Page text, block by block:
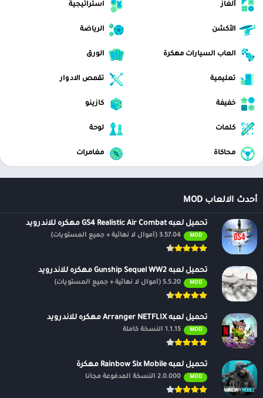
ألغاز استراتيجية
الأكشن الرياضة
العاب السيارات مهكرة الورق
تعليمية تقمص الادوار
خفيفة كازينو
كلمات لوحة
محاكاة مغامرات
أحدث الالعاب MOD
تحميل لعبه GS4 Realistic Air Combat مهكره للاندرويد
MOD 3.57.04 (أموال لا نهائية + جميع المستويات)
تحميل لعبه Gunship Sequel WW2 مهكره للاندرويد
MOD 5.5.20 (أموال لا نهائية + جميع المستويات)
تحميل لعبه Arranger NETFLIX مهكره للاندرويد
MOD 1.1.15 النسخة كاملة
تحميل لعبه Rainbow Six Mobile مهكرة
MOD 2.0.000 النسخة المدفوعة مجانًا